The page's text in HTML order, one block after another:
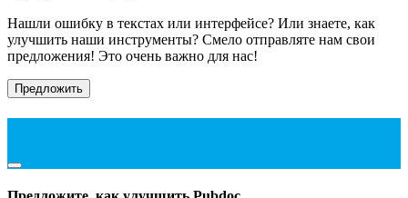
Нашли ошибку в текстах или интерфейсе? Или знаете, как
улучшить наши инструменты? Смело отправляте нам свои
предложения! Это очень важно для нас!
Предложить